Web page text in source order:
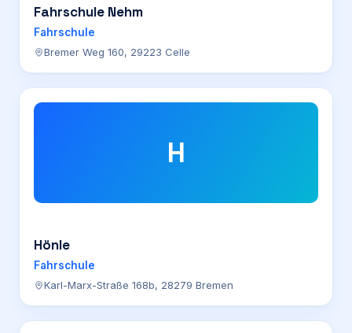
Fahrschule Nehm
Fahrschule
Bremer Weg 160, 29223 Celle
H
Hönle
Fahrschule
Karl-Marx-Straße 168b, 28279 Bremen